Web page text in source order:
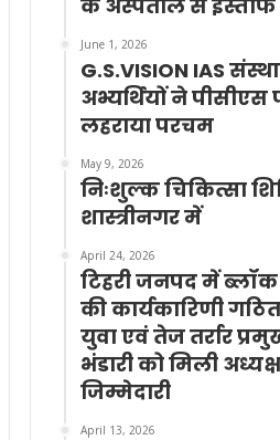
के अस्पताल से
June 1, 2026
G.S.VISION IAS
अभ्यर्थियों ने पीसीएस
लहराया परचम
May 9, 2026
निःशुल्क चिकित्सा
शास्त्रीनगर में
April 24, 2026
टिहरी जनपद में
की कार्यकारिणी
युवा एवं तेज तर्रार
भंडारी को मिली
जिम्मेदारी
April 13, 2026